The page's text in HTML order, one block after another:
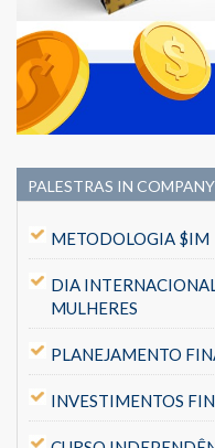
PALESTRAS IN COMPANY
METODOLOGIA $IM
DIA
MULHERES
PLANEJAMENTO
INVESTIMENTOS